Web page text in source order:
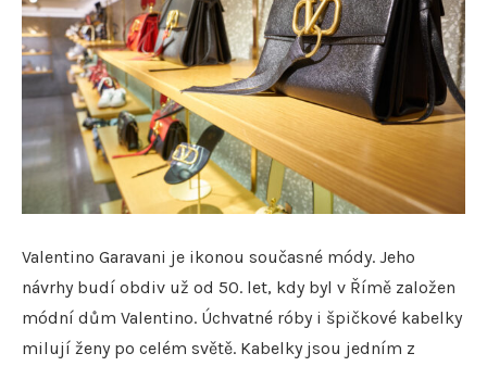
Valentino Garavani je ikonou současné módy. Jeho
návrhy budí obdiv už od 50. let, kdy byl v Římě založen
módní dům Valentino. Úchvatné róby i špičkové kabelky
milují ženy po celém světě. Kabelky jsou jedním z